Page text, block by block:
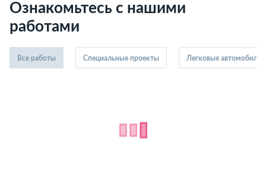
Ознакомьтесь с нашими
работами
Все работы Специальные проекты Легковые автомобили